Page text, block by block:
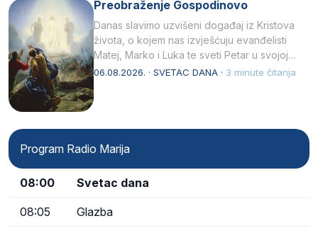
Preobraženje Gospodinovo
Danas slavimo uzvišeni događaj iz Kristova
života, o kojem nas izvješćuju evanđelisti
Matej, Marko i Luka te sveti Petar u svojoj
drugoj…
06.08.2026. · SVETAC DANA · 3 minute čitanja
Program Radio Marija
08:00 Svetac dana
08:05 Glazba